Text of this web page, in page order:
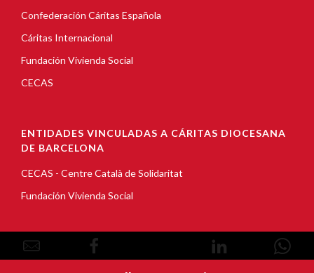
Confederación Cáritas Española
Cáritas Internacional
Fundación Vivienda Social
CECAS
ENTIDADES VINCULADAS A CÁRITAS DIOCESANA
DE BARCELONA
CECAS - Centre Català de Solidaritat
Fundación Vivienda Social
© Copyright 2026, Càritas Barcelona |Aviso Legal|